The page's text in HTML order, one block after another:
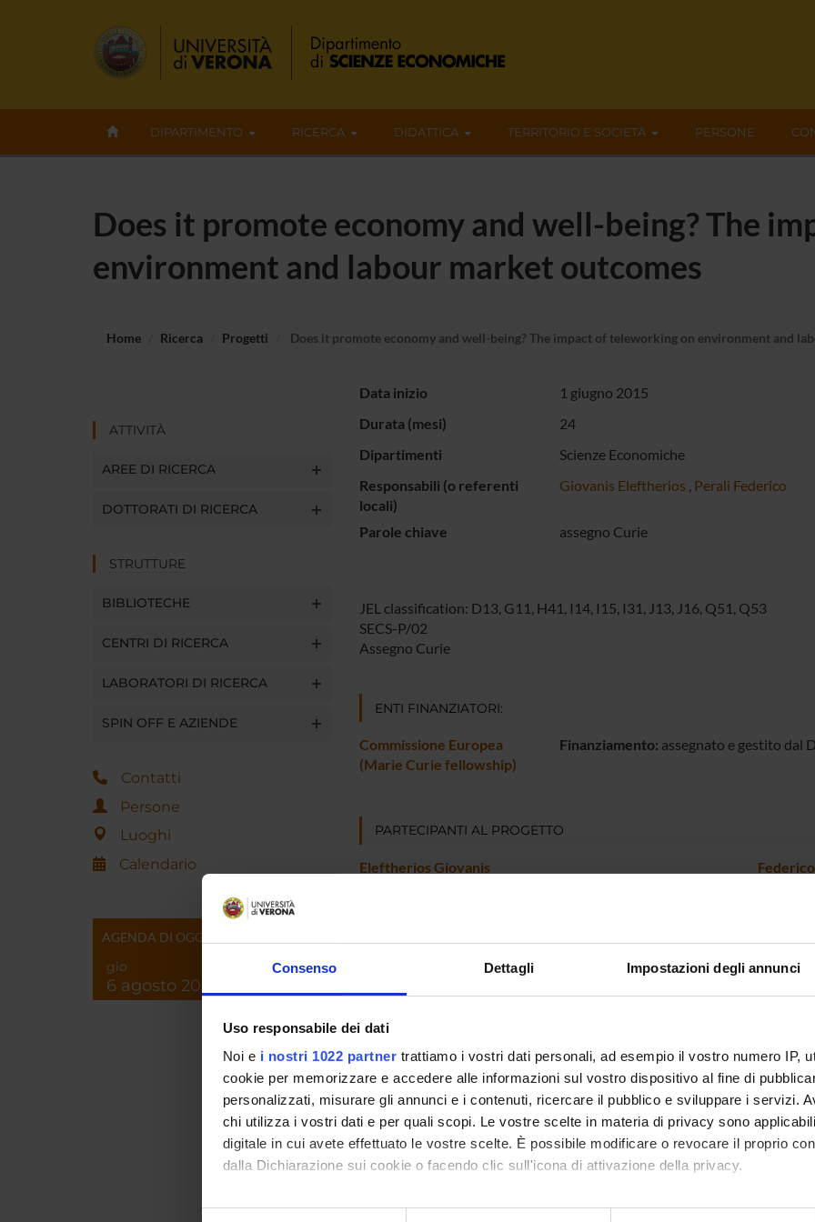
Consenso Dettagli Impostazioni degli annunci
Uso responsabile dei dati
Noi e i nostri 1022 partner trattiamo i vostri dati personali, ad esempio il vostro numero IP,
cookie per memorizzare e accedere alle informazioni sul vostro dispositivo al fine di
personalizzati, misurare gli annunci e i contenuti, ricercare il pubblico e sviluppare i servizi.
chi utilizza i vostri dati e per quali scopi. Le vostre scelte in materia di privacy sono
digitale in cui avete effettuato le vostre scelte. È possibile modificare o revocare il proprio
dalla Dichiarazione sui cookie o facendo clic sull'icona di attivazione della privacy.
Con il tuo consenso, vorremmo anche:
DIPARTIMENTO RICERCA DIDATTICA TERRITORIO E SOCIETÀ PERSONE
Does it promote economy and well-being? The
environment and labour market outcomes
Home Ricerca Progetti Does it promote economy and well-being? The impact of teleworking on environment and
ATTIVITÀ
AREE DI RICERCA
DOTTORATI DI RICERCA
STRUTTURE
BIBLIOTECHE
CENTRI DI RICERCA
LABORATORI DI RICERCA
SPIN OFF E AZIENDE
Contatti
Persone
Luoghi
Calendario
AGENDA DI OGGI
gio
6 agosto 2026
Data inizio
1 giugno 2015
Durata (mesi)
24
Dipartimenti
Scienze Economiche
Responsabili (o referenti
locali)
Giovanis Eleftherios , Perali Federico
Parole chiave assegno Curie
JEL classification: D13, G11, H41, I14, I15, I31, J13, J16, Q51, Q53
SECS-P/02
Assegno Curie
ENTI FINANZIATORI:
Commissione Europea
(Marie Curie fellowship)
Finanziamento: assegnato e gestito dal
PARTECIPANTI AL PROGETTO
Eleftherios Giovanis
AREE DI RICERCA COINVOLTE DAL PROGETTO
Macroeconomia, Economia internazionale e Sviluppo
Demographic Economics
Environmental Economics
Finanza quantitativa
Economia sanitaria
Health